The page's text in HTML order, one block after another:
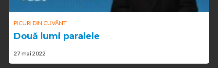
PICURI DIN CUVÂNT
Două lumi paralele
27 mai 2022